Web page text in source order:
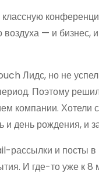
воздуха — и
Лидс, но не
Поэтому
компании. Хотели
и день рождения, и
и посты
И где-то уже к 8